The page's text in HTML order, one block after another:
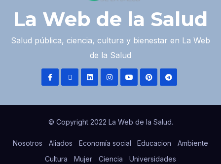
La Web de la Salud
Salud pública, ciencia, cultura y bienestar en La Web
de la Salud
© Copyright 2022 La Web de la Salud.
Nosotros Aliados Economía social Educacion
Ambiente
Cultura
Mujer Ciencia Universidades